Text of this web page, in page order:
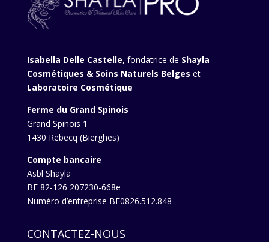
Isabella Delle Castelle, fondatrice de Shayla
Cosmétiques & Soins Naturels Belges et
Laboratoire Cosmétique
Ferme du Grand Spinois
Grand Spinois 1
1430 Rebecq (Bierghes)
Compte bancaire
Asbl Shayla
BE 82-126 207230-668e
Numéro d’entreprise BE0826.512.848
CONTACTEZ-NOUS